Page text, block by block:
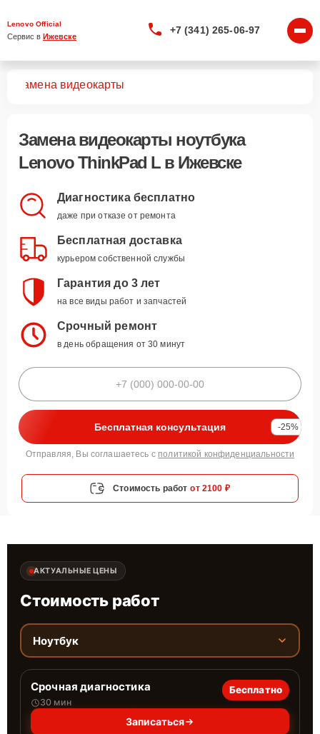
Lenovo Official
Сервис в Ижевске
+7 (341) 265-06-97
Замена видеокарты
Замена видеокарты ноутбука
Lenovo ThinkPad L в Ижевске
Диагностика бесплатно
даже при отказе от ремонта
Бесплатная доставка
курьером собственной службы
Гарантия до 3 лет
на все виды работ и запчастей
Срочный ремонт
в день обращения от 30 минут
Бесплатная консультация -25%
Отправляя, Вы соглашаетесь с политикой конфиденциальности
Стоимость работ от 2100 ₽
АКТУАЛЬНЫЕ ЦЕНЫ
Стоимость работ
Ноутбук
Срочная диагностика
30 мин
Бесплатно
Записаться